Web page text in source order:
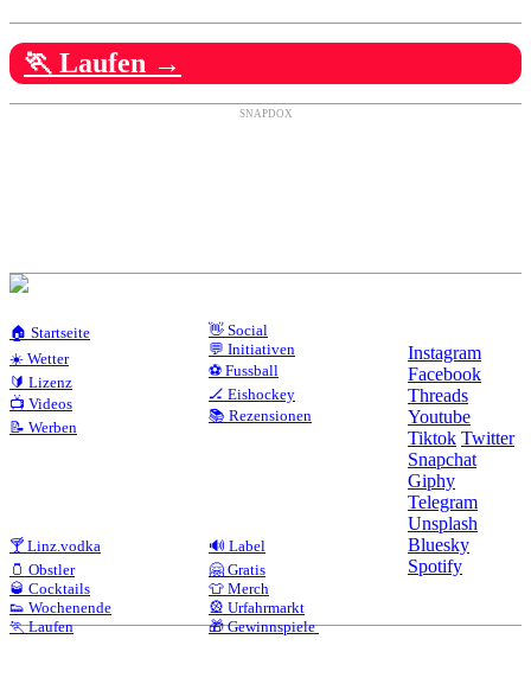
🏃 Laufen →
SNAPDOX
🏠 Startseite
☀️ Wetter
🔰 Lizenz
📺 Videos
📝 Werben
👋 Social
💬 Initiativen
⚽ Fussball
🏒 Eishockey
📚 Rezensionen
🍸 Linz.vodka
🫙 Obstler
🥃 Cocktails
👟 Wochenende
🏃 Laufen
🔊 Label
🤗 Gratis
👕 Merch
🎡 Urfahrmarkt
🎁 Gewinnspiele
Instagram
Facebook
Threads
Youtube
Tiktok Twitter
Snapchat
Giphy
Telegram
Unsplash
Bluesky
Spotify